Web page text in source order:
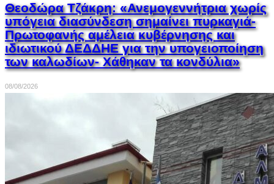
Θεοδώρα Τζάκρη: «Ανεμογεννήτρια χωρίς
υπόγεια διασύνδεση σημαίνει πυρκαγιά-
Πρωτοφανής αμέλεια κυβέρνησης και
ιδιωτικού ΔΕΔΔΗΕ για την υπογειοποίηση
των καλωδίων- Χάθηκαν τα κονδύλια»
08/08/2026